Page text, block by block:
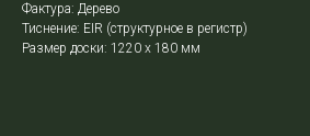
Фактура: Дерево
Тиснение: EIR (структурное в регистр)
Размер доски: 1220 х 180 мм